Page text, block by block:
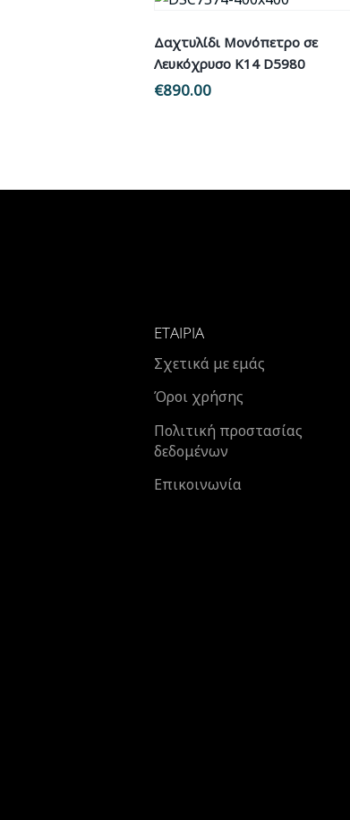
Δαχτυλίδι Μονόπετρο σε
Λευκόχρυσο Κ14 D5980
€890.00
ΕΤΑΙΡΊΑ
Σχετικά με εμάς
Όροι χρήσης
Πολιτική προστασίας
δεδομένων
Επικοινωνία